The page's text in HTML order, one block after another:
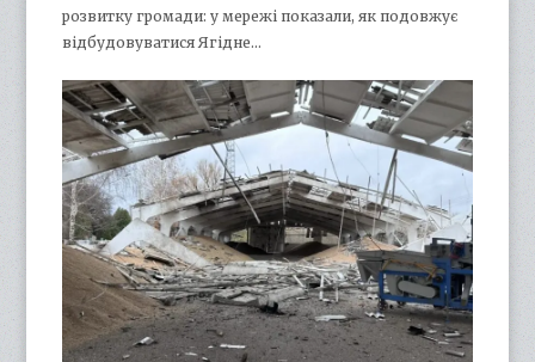
розвитку громади: у мережі показали, як подовжує
відбудовуватися Ягідне…